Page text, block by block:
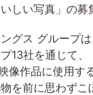
しい写真」の募
グス グループ
13社を通じて
作品に使用す
を前に思わず